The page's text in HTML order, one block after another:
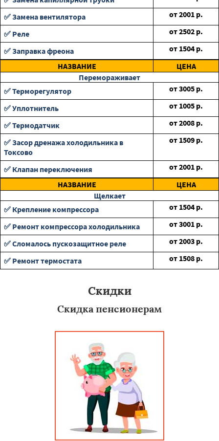
✅ Замена вентилятора
от2001 р.
✅ Реле
от2502 р.
✅ Заправка фреона
от 1504 р.
НАЗВАНИЕ
ЦЕНА
Перемораживает
✅ Терморегулятор
от3005 р.
✅ Уплотнитель
от 1005 р.
✅ Термодатчик
от2008 р.
✅ Засор дренажа холодильника в
Токсово
от 1509 р.
✅ Клапан переключения от2001 р.
НАЗВАНИЕ
ЦЕНА
Щелкает
✅ Крепление компрессора
от 1504 р.
✅ Ремонт компрессора холодильника
от3001 р.
✅ Сломалось пускозащитное реле
от2003 р.
✅ Ремонт термостата
от 1508 р.
Скидки
Скидка пенсионерам